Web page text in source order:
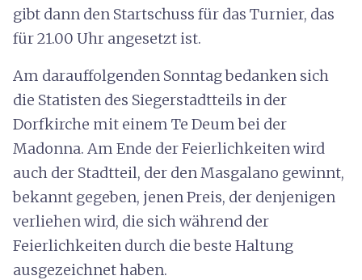
gibt dann den Startschuss für das Turnier, das
für 21.00 Uhr angesetzt ist.
Am darauffolgenden Sonntag bedanken sich
die Statisten des Siegerstadtteils in der
Dorfkirche mit einem Te Deum bei der
Madonna. Am Ende der Feierlichkeiten wird
auch der Stadtteil, der den Masgalano gewinnt,
bekannt gegeben, jenen Preis, der denjenigen
verliehen wird, die sich während der
Feierlichkeiten durch die beste Haltung
ausgezeichnet haben.